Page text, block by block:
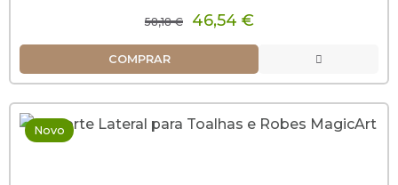
58,18 € 46,54 €
COMPRAR
Novo